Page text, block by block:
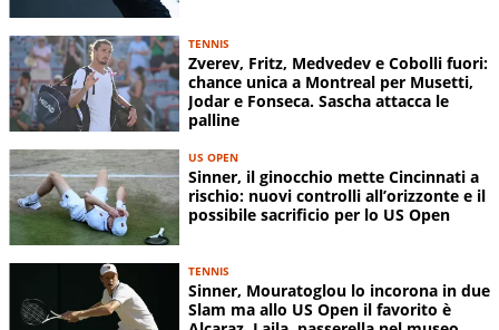
TENNIS
Zverev, Fritz, Medvedev e Cobolli fuori:
chance unica a Montreal per Musetti,
Jodar e Fonseca. Sascha attacca le
palline
US OPEN
Sinner, il ginocchio mette Cincinnati a
rischio: nuovi controlli all’orizzonte e il
possibile sacrificio per lo US Open
TENNIS
Sinner, Mouratoglou lo incorona in due
Slam ma allo US Open il favorito è